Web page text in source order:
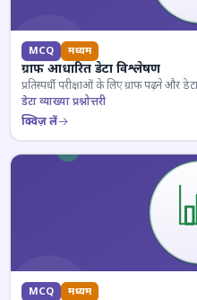
MCQ मध्यम
ग्राफ आधारित डेटा विश्लेषण
प्रतिस्पर्धी परीक्षाओं के लिए ग्राफ पढ़ने और
डेटा व्याख्या प्रश्नोत्तरी
क्विज़ लें
MCQ मध्यम